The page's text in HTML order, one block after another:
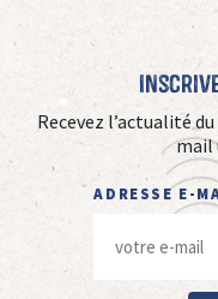
Recevez l’actualité
mail
ADRESSE E-